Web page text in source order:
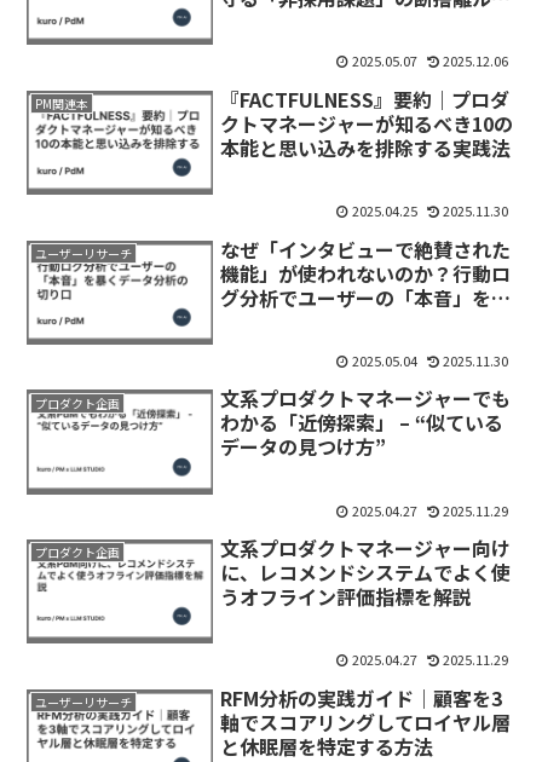
2025.05.07 2025.12.06
PM関連本
『FACTFULNESS』要約｜プロダ
クトマネージャーが知るべき10の
本能と思い込みを排除する実践法
2025.04.25 2025.11.30
ユーザーリサーチ
なぜ「インタビューで絶賛された
機能」が使われないのか？行動ロ
グ分析でユーザーの「本音」を暴
2025.05.04 2025.11.30
プロダクト企画
文系プロダクトマネージャーでも
わかる「近傍探索」 – “似ている
データの見つけ方”
2025.04.27 2025.11.29
プロダクト企画
文系プロダクトマネージャー向け
に、レコメンドシステムでよく使
うオフライン評価指標を解説
2025.04.27 2025.11.29
ユーザーリサーチ
RFM分析の実践ガイド｜顧客を3
軸でスコアリングしてロイヤル層
と休眠層を特定する方法